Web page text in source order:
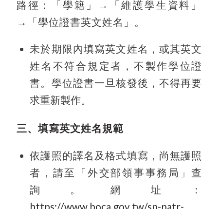
路徑：「學籍」→「維護學生資料」
→「學位證書英文姓名」。
未於期限內填寫英文姓名，或其英文
姓名不符合規定者，不製作學位證
書。學位證書一旦核發後，不得再要
求重新製作。
三、填寫英文姓名規範
依護照的譯名及格式填寫，尚無護照
者，請至「外交部領事事務局」查
詢。網址：
https://www.boca.gov.tw/sp-natr-